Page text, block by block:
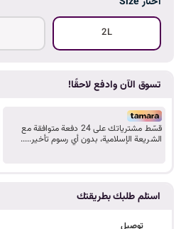
2L
تسوق الآن وادفع لاحقًا!
قسّط مشترياتك على 24 دفعة متوافقة مع
الشريعة الإسلامية، بدون أي رسوم تأخير.....
استلم طلبك بطريقتك
توصيل